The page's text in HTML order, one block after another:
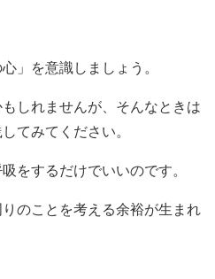
」を意識しましょう。
しれませんが、そんなときは
てみてください。
をするだけでいいのです。
のことを考える余裕が生まれ